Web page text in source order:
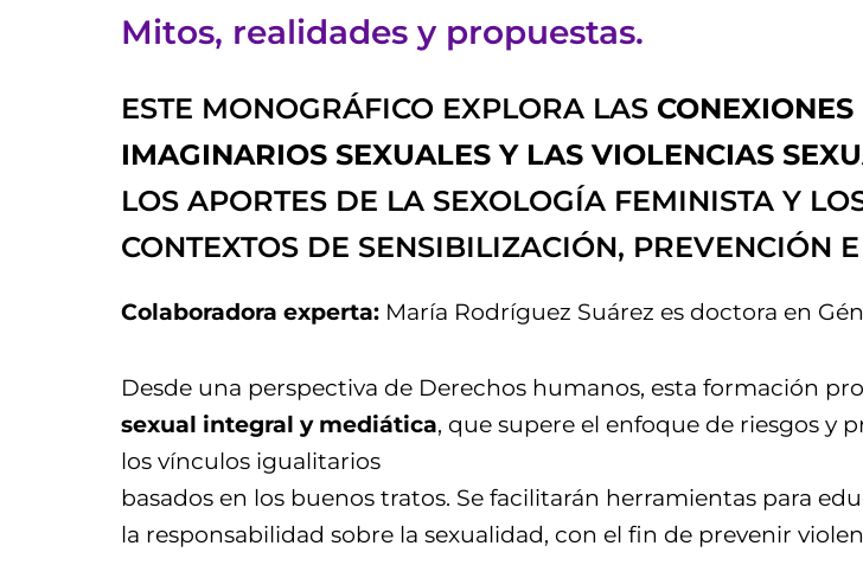
Mitos, realidades y propuestas.
ESTE MONOGRÁFICO EXPLORA LAS
IMAGINARIOS SEXUALES Y LAS VIOLENCIAS
LOS APORTES DE LA SEXOLOGÍA FEMINISTA Y
CONTEXTOS DE SENSIBILIZACIÓN, PREVENCIÓN
Colaboradora experta: María Rodríguez Suárez es doctora en
Desde una perspectiva de Derechos humanos, esta formación
sexual integral y mediática, que supere el enfoque de riesgos y
los vínculos igualitarios
basados en los buenos tratos. Se facilitarán herramientas para
la responsabilidad sobre la sexualidad, con el fin de prevenir